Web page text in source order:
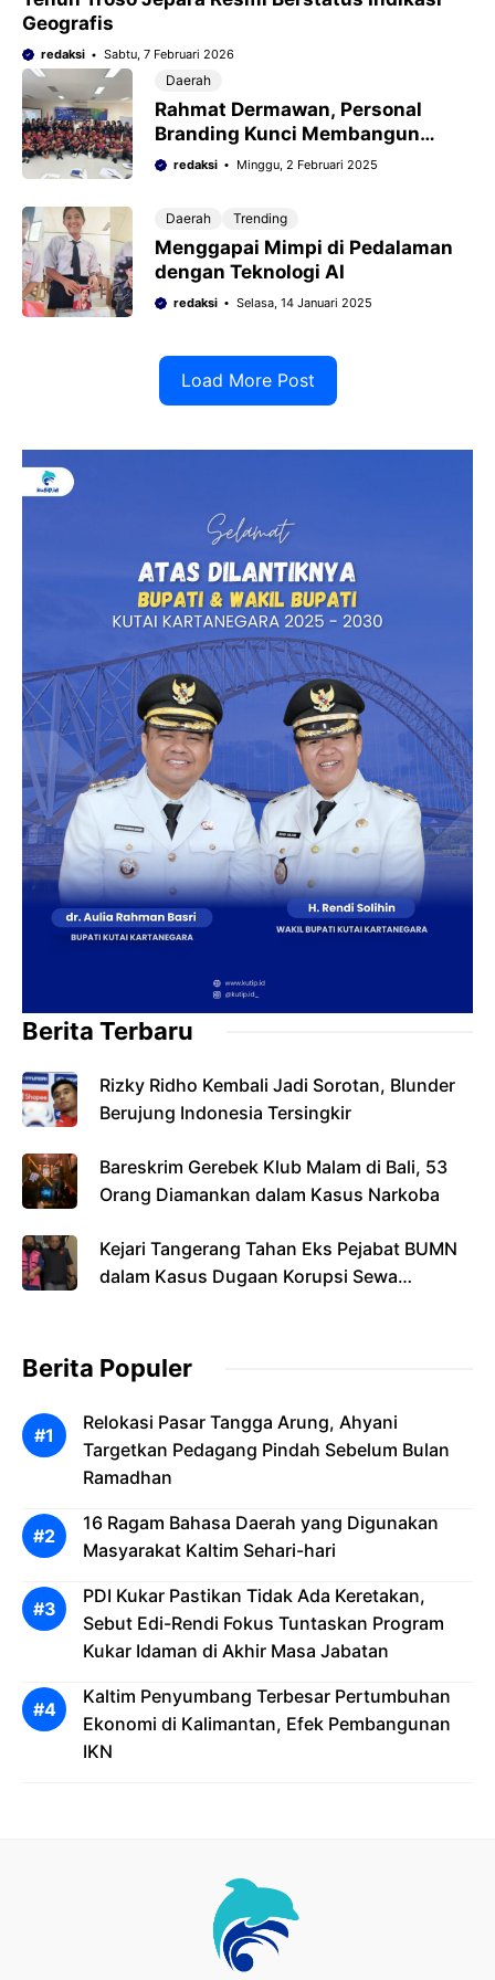
Geografis
redaksi Sabtu, 7 Februari 2026
Daerah
Rahmat Dermawan, Personal
Branding Kunci Membangun
Masa Depan yang Cerah
redaksi Minggu, 2 Februari 2025
Daerah Trending
Menggapai Mimpi di Pedalaman
dengan Teknologi AI
redaksi Selasa, 14 Januari 2025
Load More Post
Berita Terbaru
Rizky Ridho Kembali Jadi Sorotan, Blunder
Berujung Indonesia Tersingkir
Bareskrim Gerebek Klub Malam di Bali, 53
Orang Diamankan dalam Kasus Narkoba
Kejari Tangerang Tahan Eks Pejabat BUMN
dalam Kasus Dugaan Korupsi Sewa
Berita Populer
Relokasi Pasar Tangga Arung, Ahyani
Targetkan Pedagang Pindah Sebelum Bulan
Ramadhan
16 Ragam Bahasa Daerah yang Digunakan
Masyarakat Kaltim Sehari-hari
PDI Kukar Pastikan Tidak Ada Keretakan,
Sebut Edi-Rendi Fokus Tuntaskan Program
Kukar Idaman di Akhir Masa Jabatan
Kaltim Penyumbang Terbesar Pertumbuhan
Ekonomi di Kalimantan, Efek Pembangunan
IKN